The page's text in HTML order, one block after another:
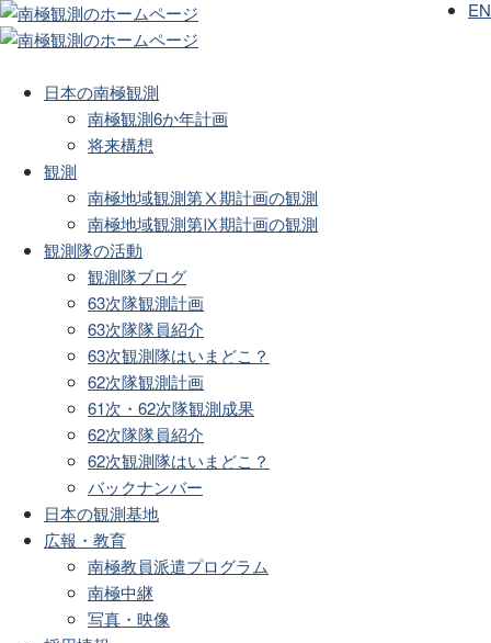
日本の南極観測
南極観測6か年計画
将来構想
観測
南極地域観測第Ⅹ期計画の観測
南極地域観測第Ⅸ期計画の観測
観測隊の活動
観測隊ブログ
63次隊観測計画
63次隊隊員紹介
63次観測隊はいまどこ？
62次隊観測計画
61次・62次隊観測成果
62次隊隊員紹介
62次観測隊はいまどこ？
バックナンバー
日本の観測基地
広報・教育
南極教員派遣プログラム
南極中継
写真・映像
EN